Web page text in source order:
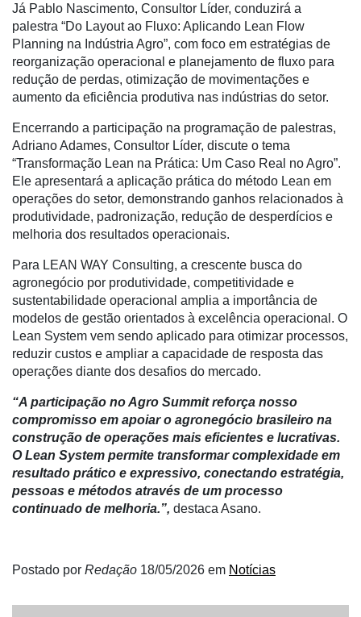
Agricultura
de
Precisão
Automação
e
Conectividade
Dados
Análise
E-
Commerce
Informatização
da
Agricultura
Vertical
Software
Tecnologia
para
Recursos
Hídricos
Membros
Netrin
Já Pablo Nascimento, Consultor Líder, conduzirá a
palestra “Do Layout ao Fluxo: Aplicando Lean Flow
Planning na Indústria Agro”, com foco em estratégias de
reorganização operacional e planejamento de fluxo para
redução de perdas, otimização de movimentações e
aumento da eficiência produtiva nas indústrias do setor.
Encerrando a participação na programação de palestras,
Adriano Adames, Consultor Líder, discute o tema
“Transformação Lean na Prática: Um Caso Real no Agro”.
Ele apresentará a aplicação prática do método Lean em
operações do setor, demonstrando ganhos relacionados à
produtividade, padronização, redução de desperdícios e
melhoria dos resultados operacionais.
Para LEAN WAY Consulting, a crescente busca do
agronegócio por produtividade, competitividade e
sustentabilidade operacional amplia a importância de
modelos de gestão orientados à excelência operacional. O
Lean System vem sendo aplicado para otimizar processos,
reduzir custos e ampliar a capacidade de resposta das
operações diante dos desafios do mercado.
“A participação no Agro Summit reforça nosso
compromisso em apoiar o agronegócio brasileiro na
construção de operações mais eficientes e lucrativas.
O Lean System permite transformar complexidade em
resultado prático e expressivo, conectando estratégia,
pessoas e métodos através de um processo
continuado de melhoria.”, destaca Asano.
Postado por Redação 18/05/2026 em Notícias